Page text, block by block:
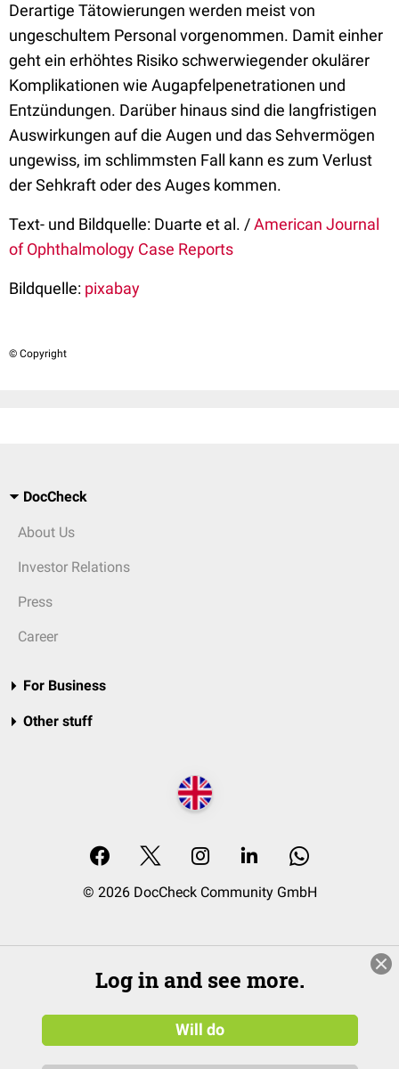
Derartige Tätowierungen werden meist von
ungeschultem Personal vorgenommen. Damit einher
geht ein erhöhtes Risiko schwerwiegender okulärer
Komplikationen wie Augapfelpenetrationen und
Entzündungen. Darüber hinaus sind die langfristigen
Auswirkungen auf die Augen und das Sehvermögen
ungewiss, im schlimmsten Fall kann es zum Verlust
der Sehkraft oder des Auges kommen.
Text- und Bildquelle: Duarte et al. /American Journal
of Ophthalmology Case Reports
Bildquelle: pixabay
© Copyright
DocCheck
About Us
Investor Relations
Press
Career
For Business
Other stuff
© 2026 DocCheck Community GmbH
Log in and see more.
Will do